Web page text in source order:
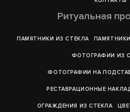
Ритуальная
ПАМЯТНИКИ ИЗ СТЕКЛА
ФОТОГРАФИИ ИЗ
ФОТОГРАФИИ НА
РЕСТАВРАЦИОННЫЕ
ОГРАЖДЕНИЯ ИЗ СТЕКЛА